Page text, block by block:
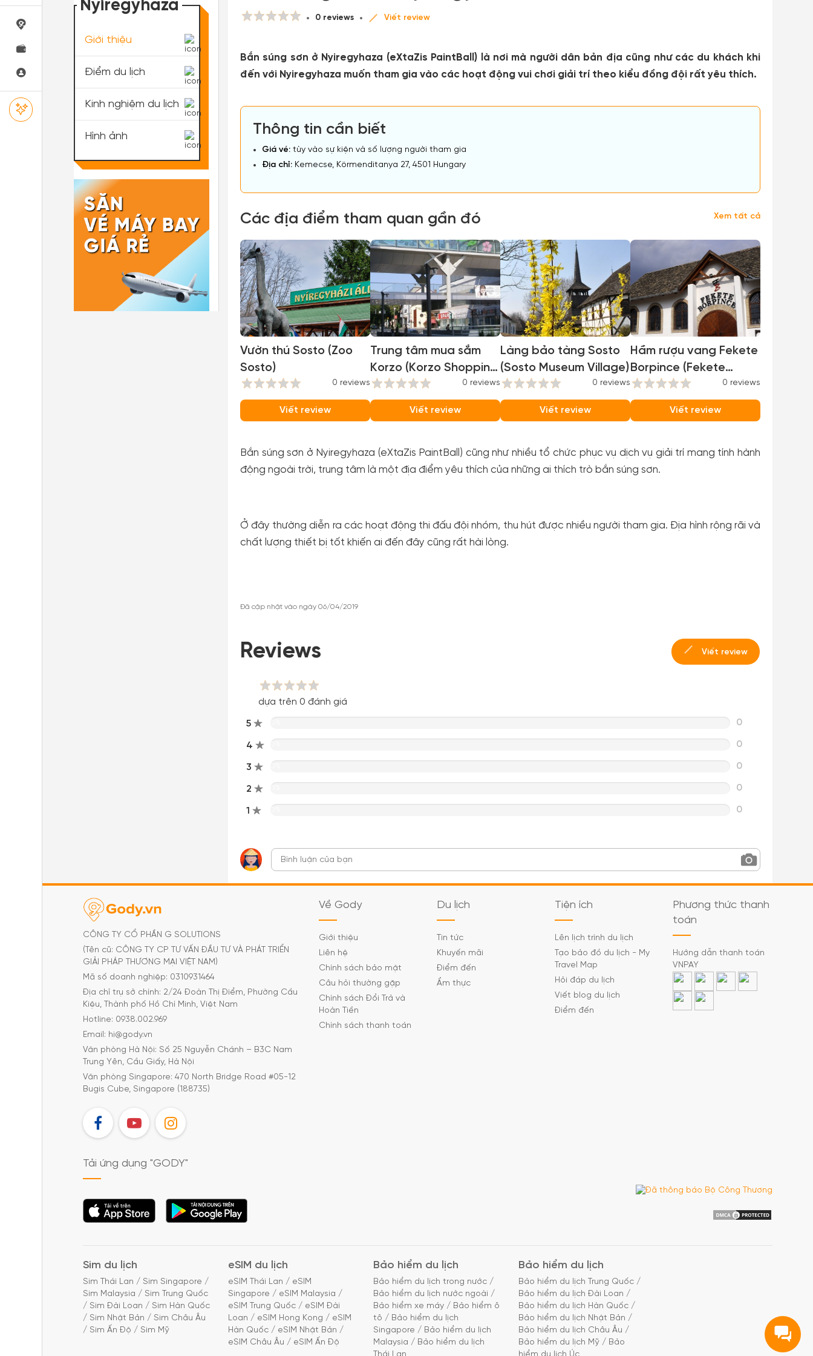
0 reviews Viết review
Bắn súng sơn ở Nyiregyhaza (eXtaZis PaintBall) là nơi mà người dân bản địa cũng như các du khách khi
đến với Nyiregyhaza muốn tham gia vào các hoạt động vui chơi giải trí theo kiểu đồng đội rất yêu thích.
Thông tin cần biết
Giá vé: tùy vào sự kiện và số lượng người tham gia
Địa chỉ: Kemecse, Körmenditanya 27, 4501 Hungary
Các địa điểm tham quan gần đó Xem tất cả
Vườn thú Sosto (Zoo
Sosto)
0 reviews
Viết review
Trung tâm mua sắm
Korzo (Korzo Shopping
Centre)
0 reviews
Viết review
Làng bảo tàng Sosto
(Sosto Museum Village)
0 reviews
Viết review
Hầm rượu vang Fekete
Borpince (Fekete
Borpince)
0 reviews
Viết review
Bắn súng sơn ở Nyiregyhaza (eXtaZis PaintBall) cũng như nhiều tổ chức phục vụ dịch vụ giải trí mang tính hành
động ngoài trời, trung tâm là một địa điểm yêu thích của những ai thích trò bắn súng sơn.
Ở đây thường diễn ra các hoạt động thi đấu đội nhóm, thu hút được nhiều người tham gia. Địa hình rộng rãi và
chất lượng thiết bị tốt khiến ai đến đây cũng rất hài lòng.
Đã cập nhật vào ngày 06/04/2019
Reviews Viết review
dựa trên 0 đánh giá
5 0
4 0
3 0
2 0
1 0
Nyiregyhaza
Giới thiệu
Điểm du lịch
Kinh nghiệm du lịch
Hình ảnh
CÔNG TY CỔ PHẦN G SOLUTIONS
(Tên cũ: CÔNG TY CP TƯ VẤN ĐẦU TƯ VÀ PHÁT TRIỂN
GIẢI PHÁP THƯƠNG MẠI VIỆT NAM)
Mã số doanh nghiệp: 0310931464
Địa chỉ trụ sở chính: 2/24 Đoàn Thị Điểm, Phường Cầu
Kiệu, Thành phố Hồ Chí Minh, Việt Nam
Hotline: 0938.002.969
Email: hi@gody.vn
Văn phòng Hà Nội: Số 25 Nguyễn Chánh – B3C Nam
Trung Yên, Cầu Giấy, Hà Nội
Văn phòng Singapore: 470 North Bridge Road #05-12
Bugis Cube, Singapore (188735)
FB YT IG
Về Gody
Giới thiệu
Liên hệ
Chính sách bảo mật
Câu hỏi thường gặp
Chính sách Đổi Trả và
Hoàn Tiền
Chính sách thanh toán
Du lịch
Tin tức
Khuyến mãi
Điểm đến
Ẩm thực
Tiện ích
Lên lịch trình du lịch
Tạo bảo đồ du lịch - My
Travel Map
Hỏi đáp du lịch
Viết blog du lịch
Điểm đến
Phương thức thanh
toán
Hướng dẫn thanh toán
VNPAY
Tải ứng dụng "GODY"
Tải ứng dụng Tải ứng dụng
Sim du lịch
Sim Thái Lan / Sim Singapore /
Sim Malaysia / Sim Trung Quốc
/ Sim Đài Loan / Sim Hàn Quốc
/ Sim Nhật Bản / Sim Châu Âu
/ Sim Ấn Độ / Sim Mỹ
eSIM du lịch
eSIM Thái Lan / eSIM
Singapore / eSIM Malaysia /
eSIM Trung Quốc / eSIM Đài
Loan / eSIM Hong Kong / eSIM
Hàn Quốc / eSIM Nhật Bản /
eSIM Châu Âu / eSIM Ấn Độ
Bảo hiểm du lịch
Bảo hiểm du lịch trong nước /
Bảo hiểm du lịch nước ngoài /
Bảo hiểm xe máy / Bảo hiểm ô
tô / Bảo hiểm du lịch
Singapore / Bảo hiểm du lịch
Malaysia / Bảo hiểm du lịch
Bảo hiểm du lịch
Bảo hiểm du lịch Trung Quốc /
Bảo hiểm du lịch Đài Loan /
Bảo hiểm du lịch Hàn Quốc /
Bảo hiểm du lịch Nhật Bản /
Bảo hiểm du lịch Châu Âu /
Bảo hiểm du lịch Mỹ / Bảo